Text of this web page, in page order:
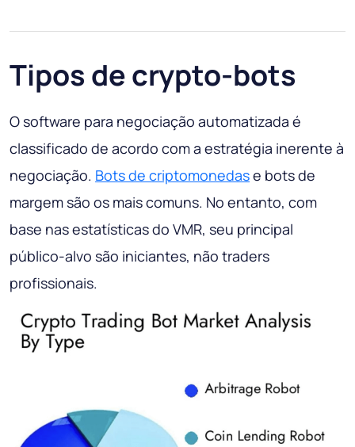
Tipos de crypto-bots
O software para negociação automatizada é
classificado de acordo com a estratégia inerente à
negociação. Bots de criptomonedase bots de
margem são os mais comuns. No entanto, com
base nas estatísticas do VMR, seu principal
público-alvo são iniciantes, não traders
profissionais.